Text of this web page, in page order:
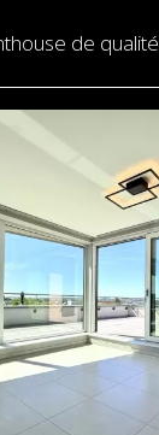
de qualité